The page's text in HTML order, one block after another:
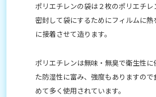
ポリエチレンの袋は２枚のポリエチレ
密封して袋にするためにフィルムに
に接着させて造ります。
ポリエチレンは無味・無臭で衛生性に
た防湿性に富み、強度もありますの
めて多く使用されています。